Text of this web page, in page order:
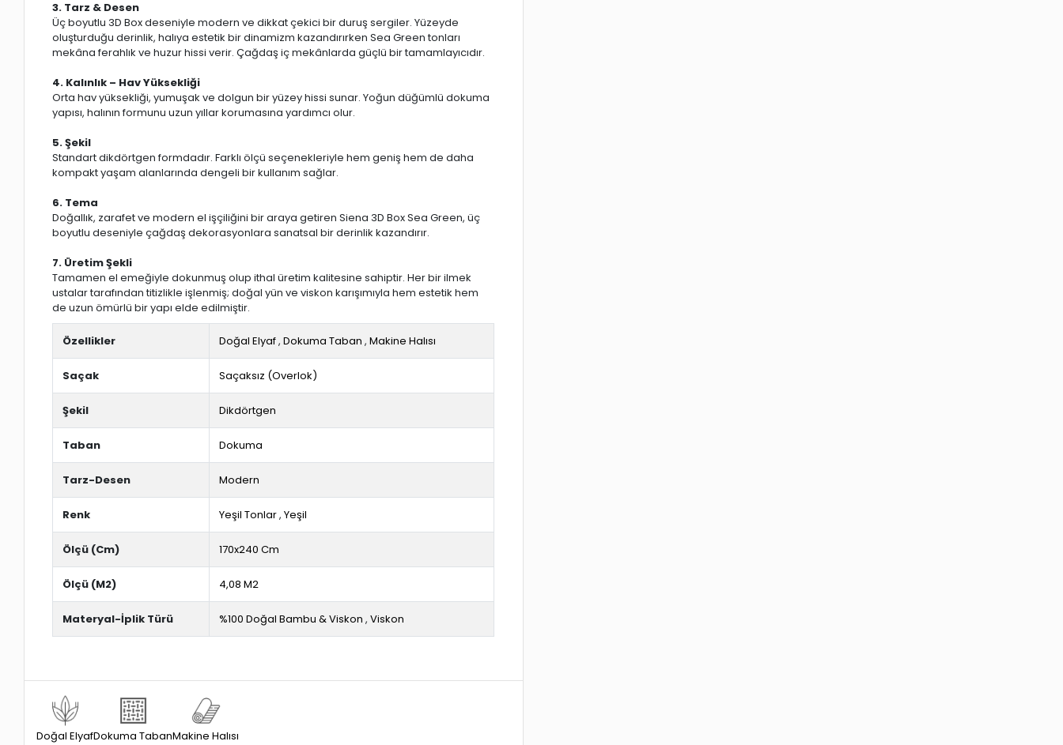
3. Tarz & Desen
Üç boyutlu 3D Box deseniyle modern ve dikkat çekici bir duruş sergiler. Yüzeyde
oluşturduğu derinlik, halıya estetik bir dinamizm kazandırırken Sea Green tonları
mekâna ferahlık ve huzur hissi verir. Çağdaş iç mekânlarda güçlü bir tamamlayıcıdır.
4. Kalınlık – Hav Yüksekliği
Orta hav yüksekliği, yumuşak ve dolgun bir yüzey hissi sunar. Yoğun düğümlü dokuma
yapısı, halının formunu uzun yıllar korumasına yardımcı olur.
5. Şekil
Standart dikdörtgen formdadır. Farklı ölçü seçenekleriyle hem geniş hem de daha
kompakt yaşam alanlarında dengeli bir kullanım sağlar.
6. Tema
Doğallık, zarafet ve modern el işçiliğini bir araya getiren Siena 3D Box Sea Green, üç
boyutlu deseniyle çağdaş dekorasyonlara sanatsal bir derinlik kazandırır.
7. Üretim Şekli
Tamamen el emeğiyle dokunmuş olup ithal üretim kalitesine sahiptir. Her bir ilmek
ustalar tarafından titizlikle işlenmiş; doğal yün ve viskon karışımıyla hem estetik hem
de uzun ömürlü bir yapı elde edilmiştir.
Özellikler Doğal Elyaf,Dokuma Taban ,Makine Halısı
Saçak Saçaksız (Overlok)
Şekil Dikdörtgen
Taban Dokuma
Tarz-Desen Modern
Renk Yeşil Tonlar,Yeşil
Ölçü (Cm) 170x240 Cm
Ölçü (M2) 4,08 M2
Materyal-İplik Türü %100 Doğal Bambu & Viskon ,Viskon
Doğal ElyafDokuma TabanMakine Halısı